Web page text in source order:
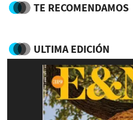
TE RECOMENDAMOS
ULTIMA EDICIÓN